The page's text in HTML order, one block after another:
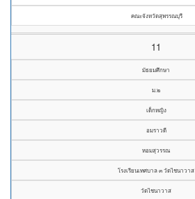
คณะจังหวัดสุพรรณบุรี
11
มัธยมศึกษา
ม.๒
เด็กหญิง
อมราวดี
หอมสุวรรณ
โรงเรียนเทศบาล ๓ วัดไชนาวาส
วัดไชนาวาส